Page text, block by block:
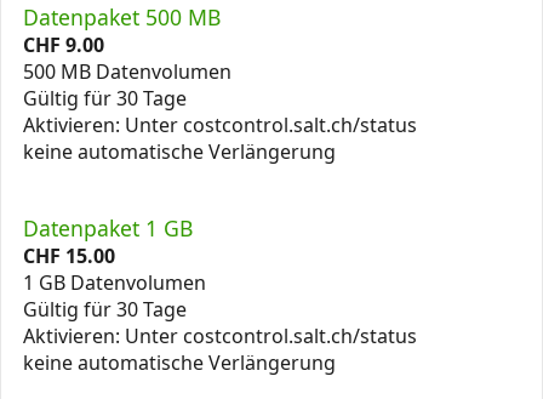
Datenpaket 500 MB
CHF 9.00
500 MB Datenvolumen
Gültig für 30 Tage
Aktivieren: Unter costcontrol.salt.ch/status
keine automatische Verlängerung
Datenpaket 1 GB
CHF 15.00
1 GB Datenvolumen
Gültig für 30 Tage
Aktivieren: Unter costcontrol.salt.ch/status
keine automatische Verlängerung